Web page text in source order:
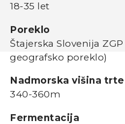
18-35 let
Poreklo
Štajerska Slovenija
geografsko poreklo)
Nadmorska višina trte
340-360m
Fermentacija